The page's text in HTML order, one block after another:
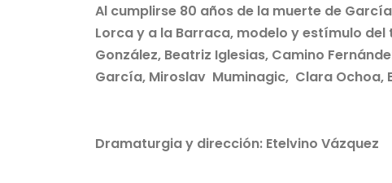
Al cumplirse 80 años de la muerte de
Lorca y a la Barraca, modelo y estímulo
González, Beatriz Iglesias, Camino
García, Miroslav Muminagic, Clara Ochoa,
Dramaturgia y dirección: Etelvino Vázquez